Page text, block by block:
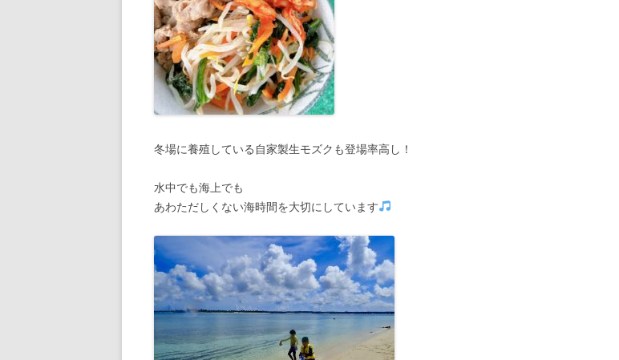
冬場に養殖している自家製生モズクも登場率高し！
水中でも海上でも
あわただしくない海時間を大切にしています